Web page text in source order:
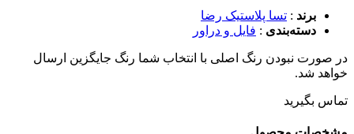
برند : تسا پلاستیک رضا
دسته‌بندی : فایل و دراور
در صورت نبودن رنگ اصلی با انتخاب شما رنگ جایگزین ارسال
خواهد شد.
تماس بگیرید